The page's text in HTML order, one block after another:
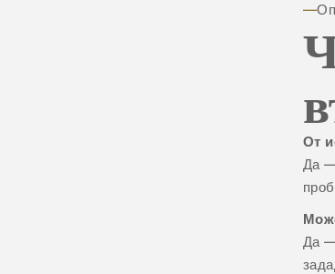
От
Да —
Да —